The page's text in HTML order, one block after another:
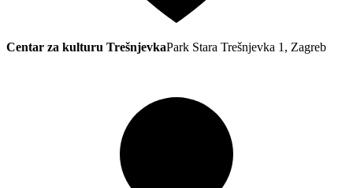
Centar za kulturu TrešnjevkaPark Stara Trešnjevka 1, Zagreb